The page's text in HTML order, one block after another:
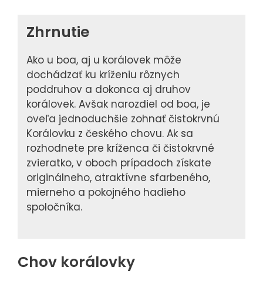
Zhrnutie
Ako u boa, aj u korálovek môže
dochádzať ku kríženiu rôznych
poddruhov a dokonca aj druhov
korálovek. Avšak narozdiel od boa, je
oveľa jednoduchšie zohnať čistokrvnú
Korálovku z českého chovu. Ak sa
rozhodnete pre kríženca či čistokrvné
zvieratko, v oboch prípadoch získate
originálneho, atraktívne sfarbeného,
mierneho a pokojného hadieho
spoločníka.
Chov korálovky